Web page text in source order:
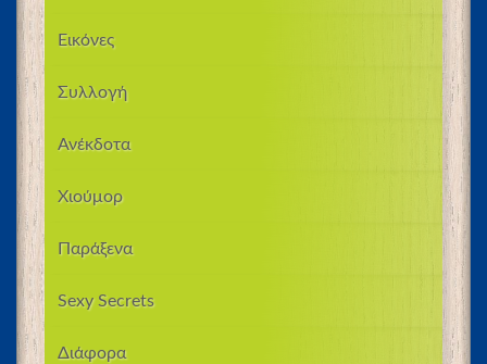
Εικόνες
Συλλογή
Ανέκδοτα
Χιούμορ
Παράξενα
Sexy Secrets
Διάφορα